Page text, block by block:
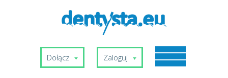
Dołącz Zaloguj